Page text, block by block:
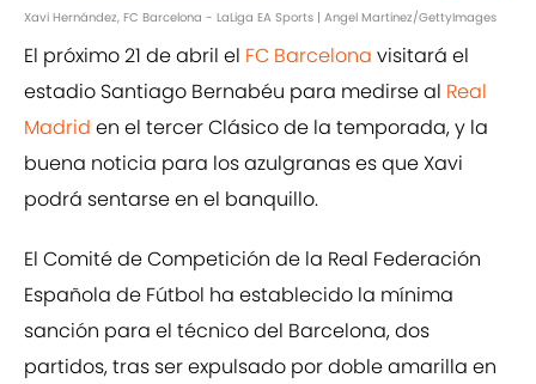
Xavi Hernández, FC Barcelona - LaLiga EA Sports | Angel Martinez/GettyImages
El próximo 21 de abril el FC Barcelona visitará el
estadio Santiago Bernabéu para medirse al Real
Madrid en el tercer Clásico de la temporada, y la
buena noticia para los azulgranas es que Xavi
podrá sentarse en el banquillo.
El Comité de Competición de la Real Federación
Española de Fútbol ha establecido la mínima
sanción para el técnico del Barcelona, dos
partidos, tras ser expulsado por doble amarilla en